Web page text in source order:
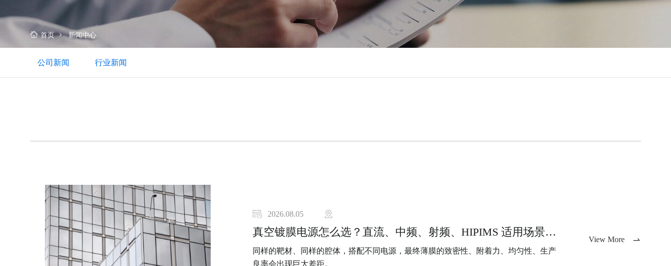
公
首页 新闻中心
公司新闻 行业新闻
2026.08.05
真空镀膜电源怎么选？直流、中频、射频、HIPIMS 适用场景区分
同样的靶材、同样的腔体，搭配不同电源，最终薄膜的致密性、附着力、均匀性、生产
良率会出现巨大差距。
View More